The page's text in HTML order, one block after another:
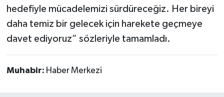
hedefiyle mücadelemizi sürdüreceğiz. Her bireyi
daha temiz bir gelecek için harekete geçmeye
davet ediyoruz” sözleriyle tamamladı.
Muhabir: Haber Merkezi